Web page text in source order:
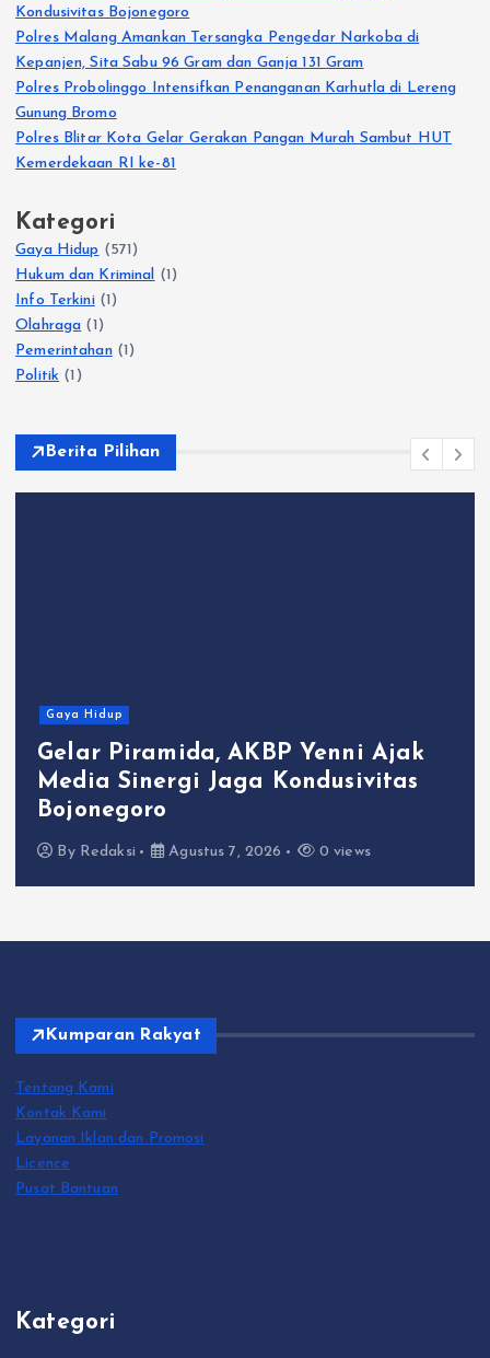
Kondusivitas Bojonegoro
Polres Malang Amankan Tersangka Pengedar Narkoba di
Kepanjen, Sita Sabu 96 Gram dan Ganja 131 Gram
Polres Probolinggo Intensifkan Penanganan Karhutla di Lereng
Gunung Bromo
Polres Blitar Kota Gelar Gerakan Pangan Murah Sambut HUT
Kemerdekaan RI ke-81
Kategori
Gaya Hidup (571)
Hukum dan Kriminal (1)
Info Terkini(1)
Olahraga (1)
Pemerintahan(1)
Politik (1)
Berita Pilihan
Gaya Hidup
Gelar Piramida, AKBP Yenni Ajak
Media Sinergi Jaga Kondusivitas
Bojonegoro
By Redaksi Agustus 7, 2026 0 views
Kumparan Rakyat
Tentang Kami
Kontak Kami
Layanan Iklan dan Promosi
Licence
Pusat Bantuan
Kategori